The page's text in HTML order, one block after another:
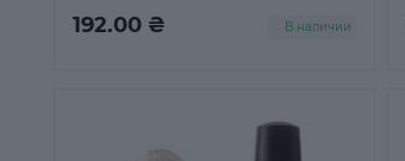
192.00 ₴ В наличии